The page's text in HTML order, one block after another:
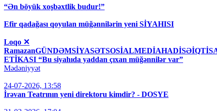
“Ən böyük xoşbəxtlik budur!”
Efir qadağası qoyulan müğənnilərin yeni SİYAHISI
Loqo ✕
ETİKASI “Bu siyahıda yaddan çıxan müğənnilər var”
Mədəniyyət
24-07-2026, 13:58
İrəvan Teatrının yeni direktoru kimdir? - DOSYE